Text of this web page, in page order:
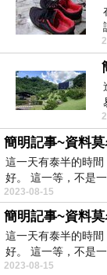
簡明記事~資料
這一天有泰半的時
好。 這一等，不是
2023-08-15
簡明記事~資料
這一天有泰半的時
好。 這一等，不是
2023-08-15